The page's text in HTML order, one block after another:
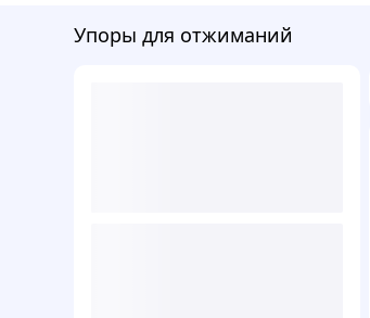
Упоры для отжиманий